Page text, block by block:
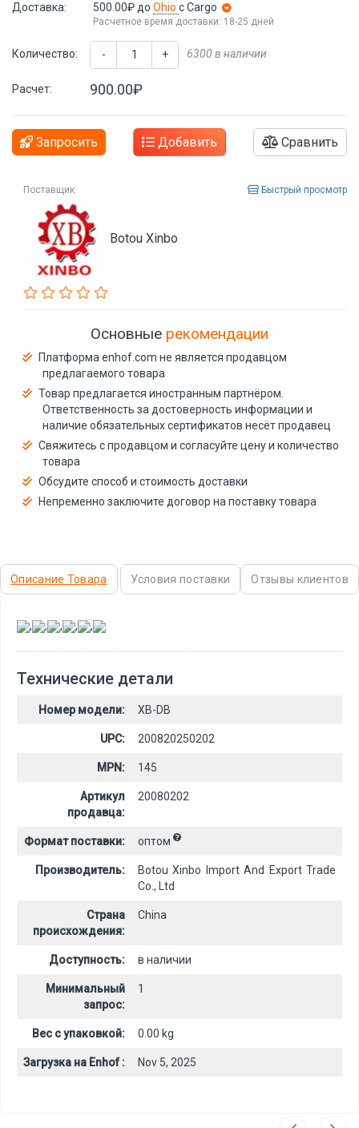
Доставка: 500.00₽ до Ohio с Cargo
Расчетное время доставки: 18-25 дней
Количество: - + 6300 в наличии
Расчет: 900.00₽
Запросить Добавить Сравнить
Поставщик Быстрый просмотр
Botou Xinbo
Основные рекомендации
Платформа enhof.com не является продавцом
предлагаемого товара
Товар предлагается иностранным партнёром.
Ответственность за достоверность информации и
наличие обязательных сертификатов несёт продавец
Свяжитесь с продавцом и согласуйте цену и количество
товара
Обсудите способ и стоимость доставки
Непременно заключите договор на поставку товара
Описание Товара Условия поставки Отзывы клиентов
, , , , ,
Технические детали
Номер модели: XB-DB
UPC: 200820250202
MPN: 145
Артикул
продавца:
20080202
Формат поставки: оптом
Производитель:
Botou Xinbo Import And Export Trade
Co., Ltd
Страна
происхождения:
China
Доступность: в наличии
Минимальный
запрос:
1
Вес с упаковкой: 0.00 kg
Загрузка на Enhof : Nov 5, 2025